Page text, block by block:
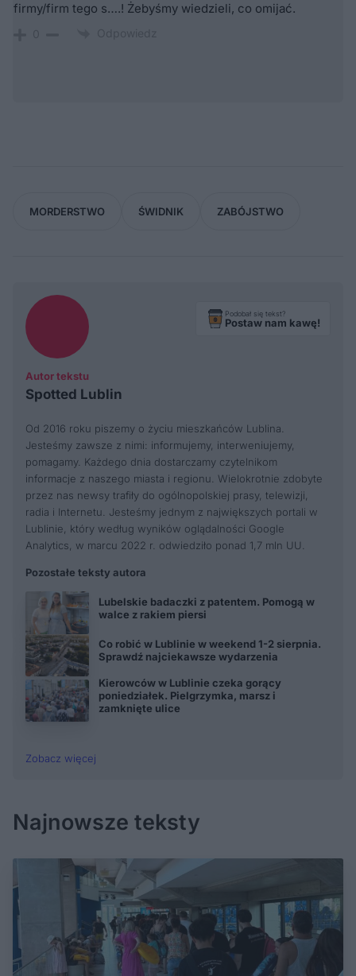
firmy/firm tego s….! Żebyśmy wiedzieli, co omijać.
MORDERSTWO ŚWIDNIK ZABÓJSTWO
Autor tekstu
Spotted Lublin
Podobał się tekst?
Postaw nam kawę!
Od 2016 roku piszemy o życiu mieszkańców Lublina.
Jesteśmy zawsze z nimi: informujemy, interweniujemy,
pomagamy. Każdego dnia dostarczamy czytelnikom
informacje z naszego miasta i regionu. Wielokrotnie zdobyte
przez nas newsy trafiły do ogólnopolskiej prasy, telewizji,
radia i Internetu. Jesteśmy jednym z największych portali w
Lublinie, który według wyników oglądalności Google
Analytics, w marcu 2022 r. odwiedziło ponad 1,7 mln UU.
Pozostałe teksty autora
Lubelskie badaczki z patentem. Pomogą w
walce z rakiem piersi
Co robić w Lublinie w weekend 1-2 sierpnia.
Sprawdź najciekawsze wydarzenia
Kierowców w Lublinie czeka gorący
poniedziałek. Pielgrzymka, marsz i
zamknięte ulice
Zobacz więcej
Najnowsze teksty